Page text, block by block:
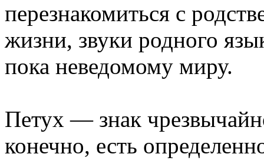
перезнакомиться с
жизни, звуки родного
пока неведомому миру.
Петух — знак
конечно, есть